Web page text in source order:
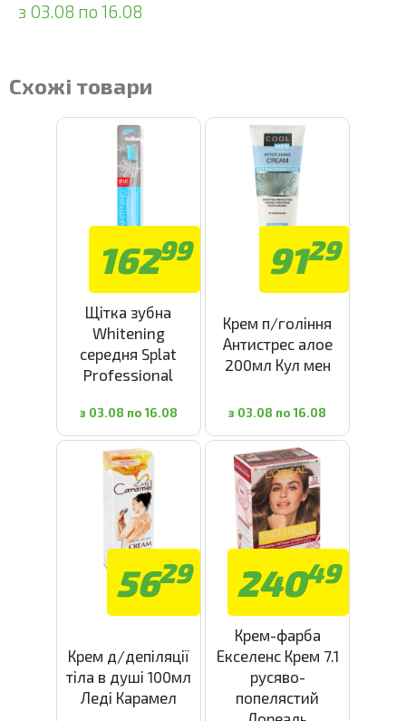
з 03.08 по 16.08
Схожі товари
16299
Щітка зубна
Whitening
середня Splat
Professional
з 03.08 по 16.08
9129
Крем п/гоління
Антистрес алое
200мл Кул мен
з 03.08 по 16.08
5629
Крем д/депіляції
тіла в душі 100мл
Леді Карамел
24049
Крем-фарба
Екселенс Крем 7.1
русяво-
попелястий